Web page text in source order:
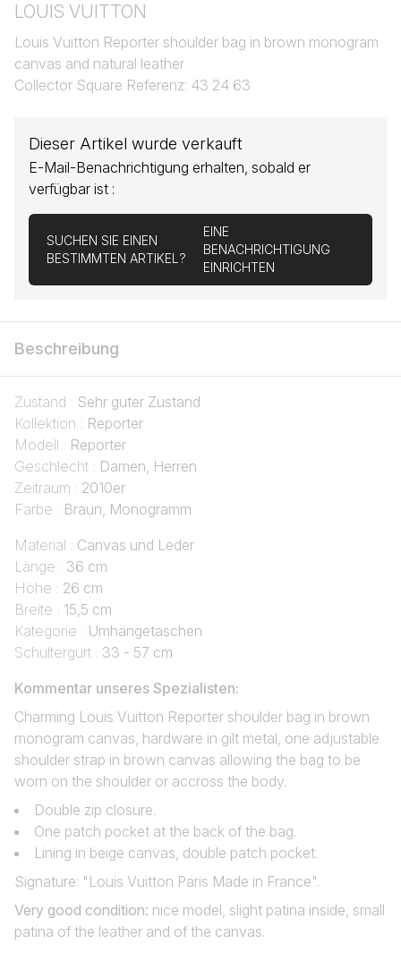
LOUIS VUITTON
Louis Vuitton Reporter shoulder bag in brown monogram
canvas and natural leather
Collector Square Referenz: 43 24 63
Dieser Artikel wurde verkauft
E-Mail-Benachrichtigung erhalten, sobald er
verfügbar ist :
SUCHEN SIE EINEN
BESTIMMTEN ARTIKEL?
EINE
BENACHRICHTIGUNG
EINRICHTEN
Beschreibung
Zustand : Sehr guter Zustand
Kollektion : Reporter
Modell : Reporter
Geschlecht : Damen, Herren
Zeitraum : 2010er
Farbe : Braun, Monogramm
Material : Canvas und Leder
Länge : 36 cm
Höhe : 26 cm
Breite : 15,5 cm
Kategorie : Umhängetaschen
Schultergurt : 33 - 57 cm
Kommentar unseres Spezialisten:
Charming Louis Vuitton Reporter shoulder bag in brown
monogram canvas, hardware in gilt metal, one adjustable
shoulder strap in brown canvas allowing the bag to be
worn on the shoulder or accross the body.
Double zip closure.
One patch pocket at the back of the bag.
Lining in beige canvas, double patch pocket.
Signature: "Louis Vuitton Paris Made in France".
Very good condition: nice model, slight patina inside, small
patina of the leather and of the canvas.